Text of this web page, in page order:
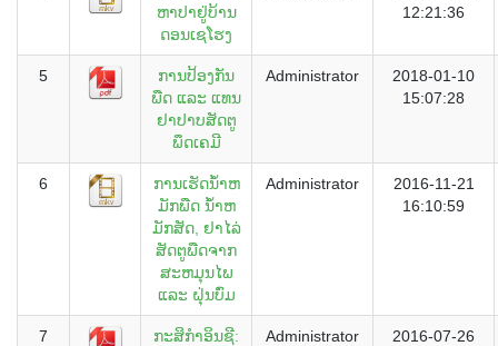
ຫາປາຢູ່ບ້ານ
ດອນເຊໂຮງ
12:21:36
5
ການປ້ອງກັນ
ພືດ ແລະ ແທນ
ຢາປາບສັດຕູ
ພຶດເຄມີ
Administrator
2018-01-10
15:07:28
6
ການເຮັດນໍ້າຫ
ມັກພືດ ນໍ້າຫ
ມັກສັດ, ຢາໄລ່
ສັດຕູພືດຈາກ
ສະຫມຸນໄພ
ແລະ ຝຸ່ນບົ່ມ
Administrator
2016-11-21
16:10:59
7
ກະສິກຳອິນຊີ:
Administrator
2016-07-26